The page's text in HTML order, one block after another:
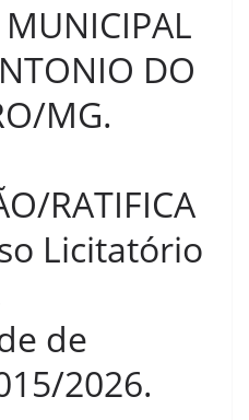
MUNICIPAL
DO
MG.
RATIFICA
Licitatório
de
2026.